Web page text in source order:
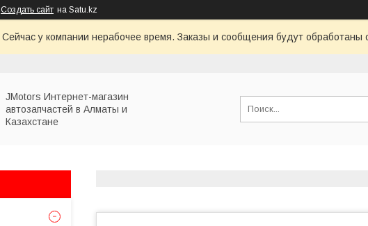
Создать сайт на Satu.kz
Сейчас у компании нерабочее время. Заказы и сообщения будут обработаны
JMotors Интернет-магазин
автозапчастей в Алматы и
Казахстане